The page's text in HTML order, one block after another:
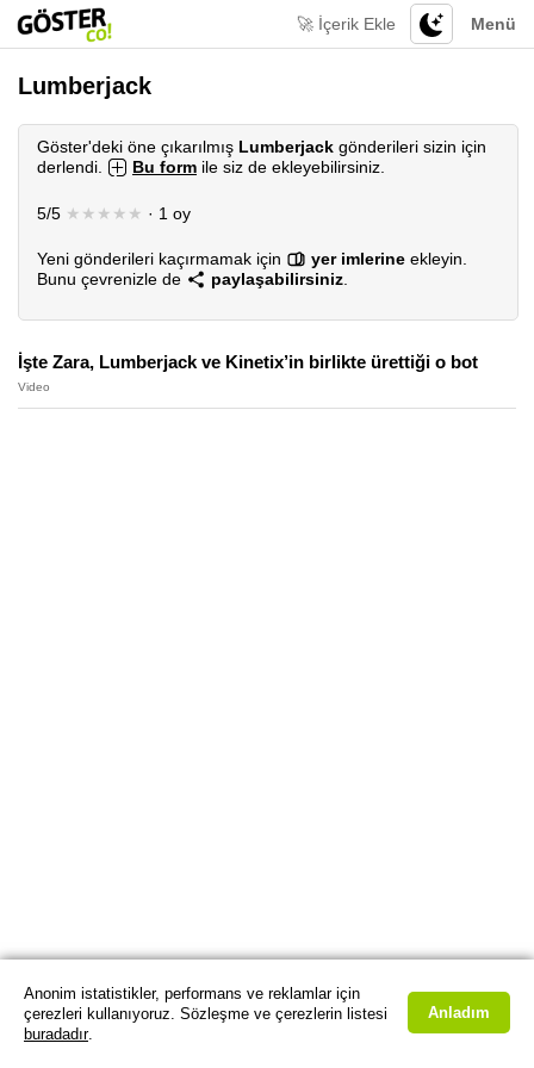
Menü
🚀 İçerik Ekle
Lumberjack
Göster'deki öne çıkarılmış Lumberjack gönderileri sizin için
derlendi.
Bu form ile siz de ekleyebilirsiniz.
5/5 ★★★★★ · 1 oy
Yeni gönderileri kaçırmamak için yer imlerine ekleyin.
Bunu çevrenizle de
paylaşabilirsiniz
İşte Zara, Lumberjack ve Kinetix’in birlikte ürettiği o bot
Video
Anonim istatistikler, performans ve reklamlar için
çerezleri kullanıyoruz. Sözleşme ve çerezlerin listesi
buradadır.
Anladım